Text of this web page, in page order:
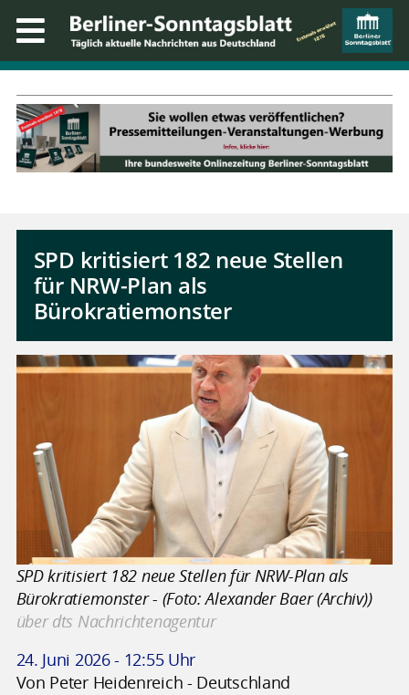
SPD kritisiert 182 neue Stellen
für NRW-Plan als
Bürokratiemonster
SPD kritisiert 182 neue Stellen für NRW-Plan als
Bürokratiemonster - (Foto: Alexander Baer (Archiv))
über dts Nachrichtenagentur
24. Juni 2026 - 12:55 Uhr
Von Peter Heidenreich - Deutschland